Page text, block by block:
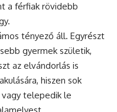
a férfiak rövidebb
tényező áll. Egyrészt
gyermek születik,
az elvándorlás is
hiszen sok
telepedik le